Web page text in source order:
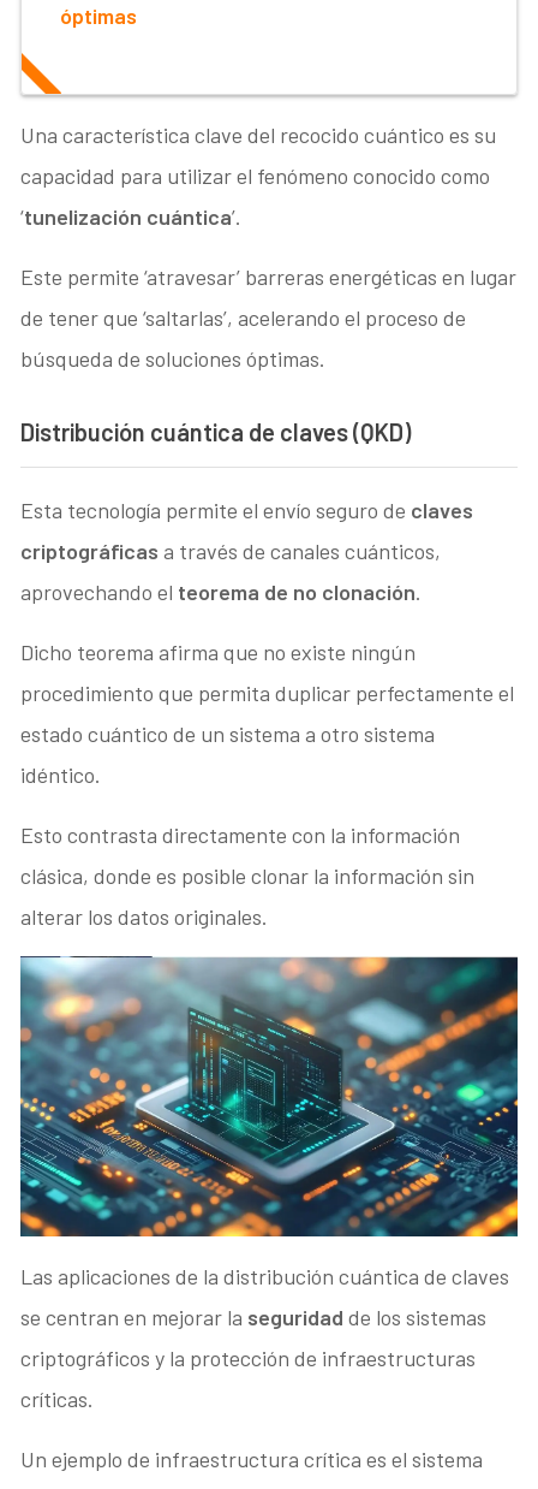
óptimas
Una característica clave del recocido cuántico es su
capacidad para utilizar el fenómeno conocido como
‘tunelización cuántica’.
Este permite ‘atravesar’ barreras energéticas en lugar
de tener que ‘saltarlas’, acelerando el proceso de
búsqueda de soluciones óptimas.
Distribución cuántica de claves (QKD)
Esta tecnología permite el envío seguro de claves
criptográficas a través de canales cuánticos,
aprovechando el teorema de no clonación.
Dicho teorema afirma que no existe ningún
procedimiento que permita duplicar perfectamente el
estado cuántico de un sistema a otro sistema
idéntico.
Esto contrasta directamente con la información
clásica, donde es posible clonar la información sin
alterar los datos originales.
Las aplicaciones de la distribución cuántica de claves
se centran en mejorar la seguridadde los sistemas
criptográficos y la protección de infraestructuras
críticas.
Un ejemplo de infraestructura crítica es el sistema